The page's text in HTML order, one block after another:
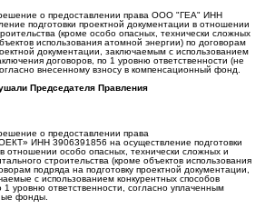
о предоставлении права ООО "ГЕА" ИНН
подготовки проектной документации в отношении
(кроме особо опасных, технически сложных
использования атомной энергии) по договорам
документации, заключаемым с использованием
договоров, по 1 уровню ответственности (не
внесенному взносу в компенсационный фонд.
Председателя Правления
о предоставлении права
ИНН 3906391856 на осуществление подготовки
отношении особо опасных, технически сложных и
строительства (кроме объектов использования
подряда на подготовку проектной документации,
с использованием конкурентных способов
1 уровню ответственности, согласно уплаченным
фонды.